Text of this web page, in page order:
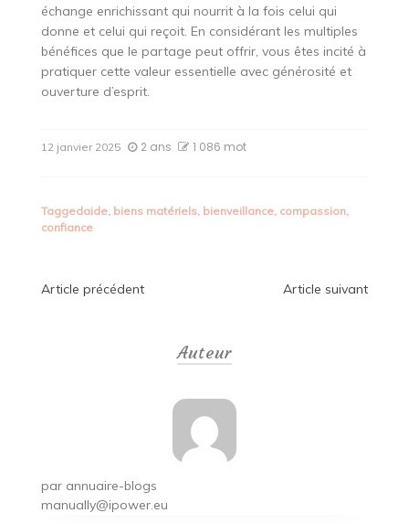
échange enrichissant qui nourrit à la fois celui qui
donne et celui qui reçoit. En considérant les multiples
bénéfices que le partage peut offrir, vous êtes incité à
pratiquer cette valeur essentielle avec générosité et
ouverture d’esprit.
12 janvier 2025 2 ans 1 086 mot
Taggedaide, biens matériels, bienveillance, compassion,
confiance
Navigation
Article précédent Article suivant
Auteur
par annuaire-blogs
manually@ipower.eu